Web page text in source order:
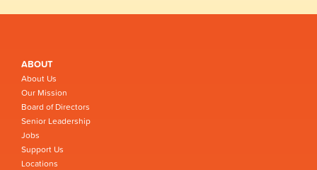
ABOUT
About Us
Our Mission
Board of Directors
Senior Leadership
Jobs
Support Us
Locations